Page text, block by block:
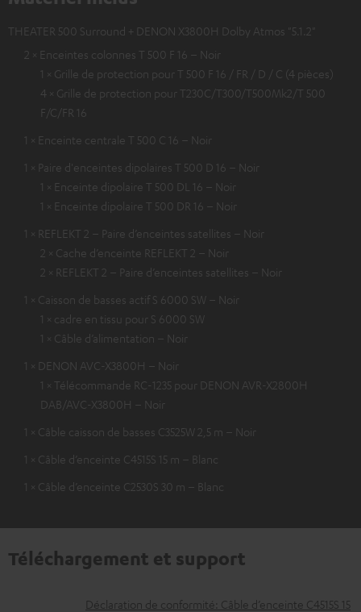
THEATER 500 Surround + DENON X3800H Dolby Atmos "5.1.2"
2 × Enceintes colonnes T 500 F 16 – Noir
1 × Grille de protection pour T 500 F 16 / FR / D / C (4 pièces)
4 × Grille de protection pour T230C/T300/T500Mk2/T 500
F/C/FR 16
1 × Enceinte centrale T 500 C 16 – Noir
1 × Paire d'enceintes dipolaires T 500 D 16 – Noir
1 × Enceinte dipolaire T 500 DL 16 – Noir
1 × Enceinte dipolaire T 500 DR 16 – Noir
1 × REFLEKT 2 – Paire d’enceintes satellites – Noir
2 × Cache d’enceinte REFLEKT 2 – Noir
2 × REFLEKT 2 – Paire d’enceintes satellites – Noir
1 × Caisson de basses actif S 6000 SW – Noir
1 × cadre en tissu pour S 6000 SW
1 × Câble d’alimentation – Noir
1 × DENON AVC-X3800H – Noir
1 × Télécommande RC-1235 pour DENON AVR-X2800H
DAB/AVC-X3800H – Noir
1 × Câble caisson de basses C3525W 2,5 m – Noir
1 × Câble d’enceinte C4515S 15 m – Blanc
1 × Câble d’enceinte C2530S 30 m – Blanc
Téléchargement et support
D
Déclaration de conformité: Câble d’enceinte C4515S 15